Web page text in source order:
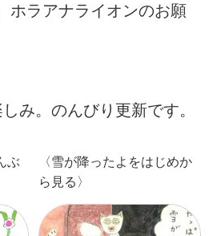
ホラアナライオンのお願
み。のんびり更新です。
ぶ
〈雪が降ったよをはじめか
ら見る〉